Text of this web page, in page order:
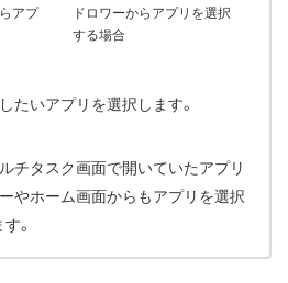
アプ
ドロワーからアプリを選択
する場合
たいアプリを選択します。
チタスク画面で開いていたアプリ
やホーム画面からもアプリを選択
。